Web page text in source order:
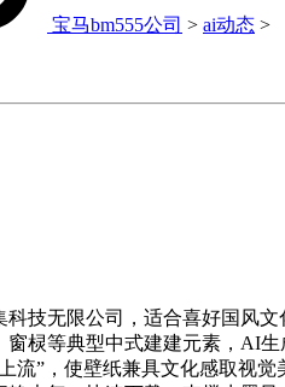
宝马bm555公司 > ai动态 >
无限公司，适合喜好国风文
棂等典型中式建建元素，AI
流”，使壁纸兼具文化感取视